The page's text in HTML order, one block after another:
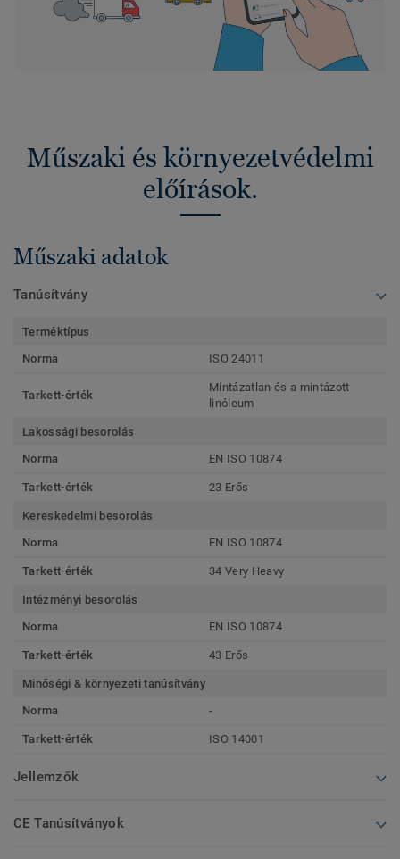
Műszaki és környezetvédelmi
előírások.
Műszaki adatok
Tanúsítvány
Terméktípus
Norma
ISO 24011
Tarkett-érték
Mintázatlan és a mintázott
linóleum
Lakossági besorolás
Norma
EN ISO 10874
Tarkett-érték 23 Erős
Kereskedelmi besorolás
Norma
EN ISO 10874
Tarkett-érték 34 Very Heavy
Intézményi besorolás
Norma
EN ISO 10874
Tarkett-érték 43 Erős
Minőségi & környezeti tanúsítvány
Norma
-
Tarkett-érték ISO 14001
Jellemzők
CE Tanúsítványok